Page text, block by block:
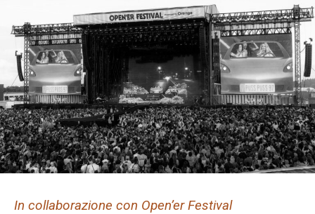
In collaborazione con Open’er Festival